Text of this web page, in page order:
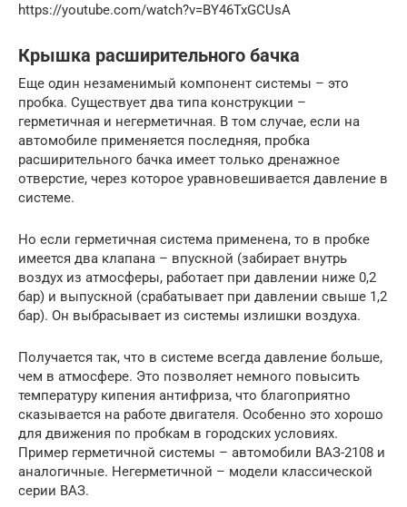
https://youtube.com/watch?v=BY46TxGCUsA
Крышка расширительного бачка
Еще один незаменимый компонент системы – это
пробка. Существует два типа конструкции –
герметичная и негерметичная. В том случае, если на
автомобиле применяется последняя, пробка
расширительного бачка имеет только дренажное
отверстие, через которое уравновешивается давление в
системе.
Но если герметичная система применена, то в пробке
имеется два клапана – впускной (забирает внутрь
воздух из атмосферы, работает при давлении ниже 0,2
бар) и выпускной (срабатывает при давлении свыше 1,2
бар). Он выбрасывает из системы излишки воздуха.
Получается так, что в системе всегда давление больше,
чем в атмосфере. Это позволяет немного повысить
температуру кипения антифриза, что благоприятно
сказывается на работе двигателя. Особенно это хорошо
для движения по пробкам в городских условиях.
Пример герметичной системы – автомобили ВАЗ-2108 и
аналогичные. Негерметичной – модели классической
серии ВАЗ.